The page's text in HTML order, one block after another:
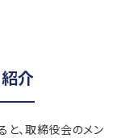
介
と、取締役会のメン